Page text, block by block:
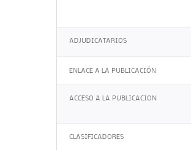
ADJUDICATARIOS
ENLACE A LA PUBLICACIÓN
ACCESO A LA PUBLICACION
CLASIFICADORES